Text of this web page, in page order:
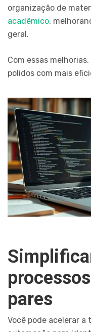
organização de
acadêmico,
geral.
Com essas
polidos com mais
pares
Você pode acelerar